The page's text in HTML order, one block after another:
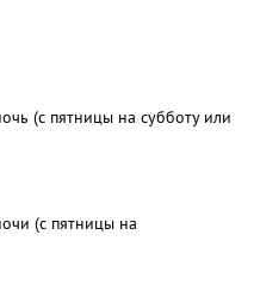
(с пятницы на субботу или
(с пятницы на